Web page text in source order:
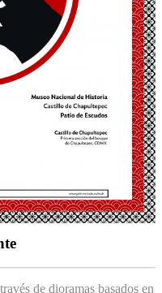
de dioramas basados en